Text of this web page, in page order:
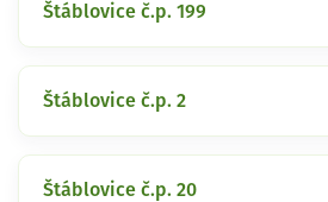
Štáblovice č.p. 199
Štáblovice č.p. 2
Štáblovice č.p. 20